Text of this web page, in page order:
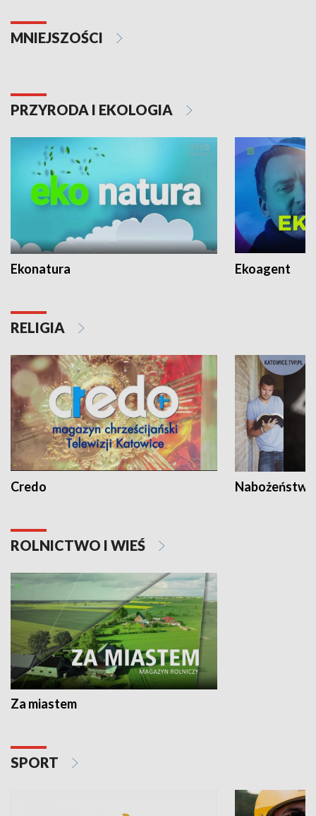
MNIEJSZOŚCI
PRZYRODA I EKOLOGIA
Ekonatura Ekoagent
RELIGIA
Credo
ROLNICTWO I WIEŚ
Za miastem
SPORT